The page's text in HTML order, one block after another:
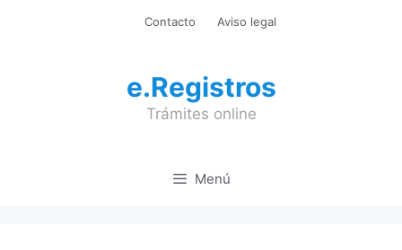
Contacto Aviso legal
e.Registros
Trámites online
Menú